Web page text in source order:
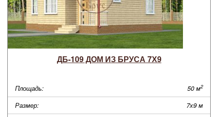
ДБ-109 ДОМ ИЗ БРУСА 7Х9
Площадь: 50 м2
Размер:
7х9 м